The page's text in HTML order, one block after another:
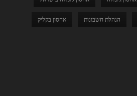
הנהלת חשבונות אחסון בקליק